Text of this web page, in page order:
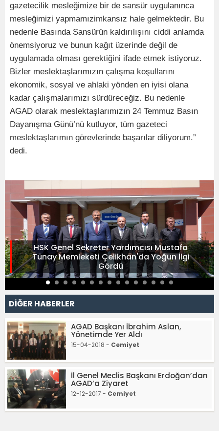
gazetecilik mesleğimize bir de sansür uygulanınca
mesleğimizi yapmamızimkansız hale gelmektedir. Bu
nedenle Basında Sansürün kaldırılışını ciddi anlamda
önemsiyoruz ve bunun kağıt üzerinde değil de
uygulamada olması gerektiğini ifade etmek istiyoruz.
Bizler meslektaşlarımızın çalışma koşullarını
ekonomik, sosyal ve ahlaki yönden en iyisi olana
kadar çalışmalarımızı sürdüreceğiz. Bu nedenle
AGAD olarak meslektaşlarımızın 24 Temmuz Basın
Dayanışma Günü’nü kutluyor, tüm gazeteci
meslektaşlarımın görevlerinde başarılar diliyorum.”
dedi.
HSK Genel Sekreter Yardımcısı Mustafa
Tünay Memleketi Çelikhan'da Yoğun İlgi
Gördü
DİĞER HABERLER
AGAD Başkanı İbrahim Aslan,
Yönetimde Yer Aldı
15-04-2018 - Cemiyet
İl Genel Meclis Başkanı Erdoğan’dan
AGAD’a Ziyaret
12-12-2017 - Cemiyet